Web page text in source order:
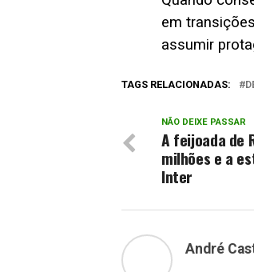
em
assumir
TAGS RELACIONADAS:
NÃO DEIXE PASSAR
A feijoada de
milhões e a
Inter
André